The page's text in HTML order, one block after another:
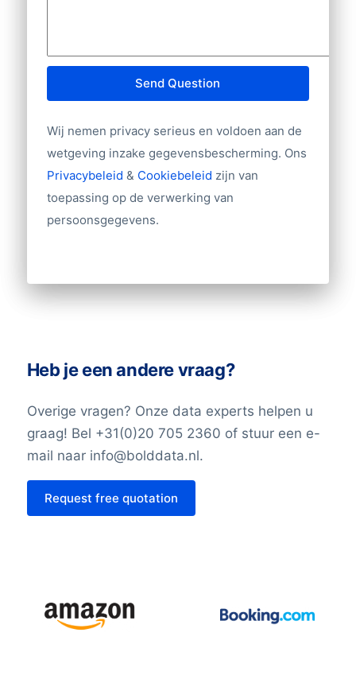
Send Question
Wij nemen privacy serieus en voldoen aan de
wetgeving inzake gegevensbescherming. Ons
Privacybeleid & Cookiebeleid zijn van
toepassing op de verwerking van
persoonsgegevens.
Heb je een andere vraag?
Overige vragen? Onze data experts helpen u
graag! Bel +31(0)20 705 2360 of stuur een e-
mail naar info@bolddata.nl.
Request free quotation